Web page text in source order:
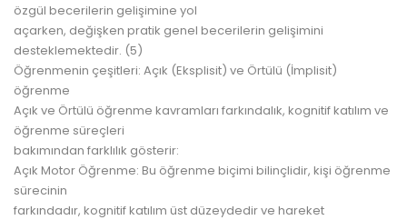
özgül becerilerin gelişimine yol
açarken, değişken pratik genel becerilerin gelişimini
desteklemektedir. (5)
Öğrenmenin çeşitleri: Açık (Eksplisit) ve Örtülü (İmplisit)
öğrenme
Açık ve Örtülü öğrenme kavramları farkındalık, kognitif katılım ve
öğrenme süreçleri
bakımından farklılık gösterir:
Açık Motor Öğrenme: Bu öğrenme biçimi bilinçlidir, kişi öğrenme
sürecinin
farkındadır, kognitif katılım üst düzeydedir ve hareket